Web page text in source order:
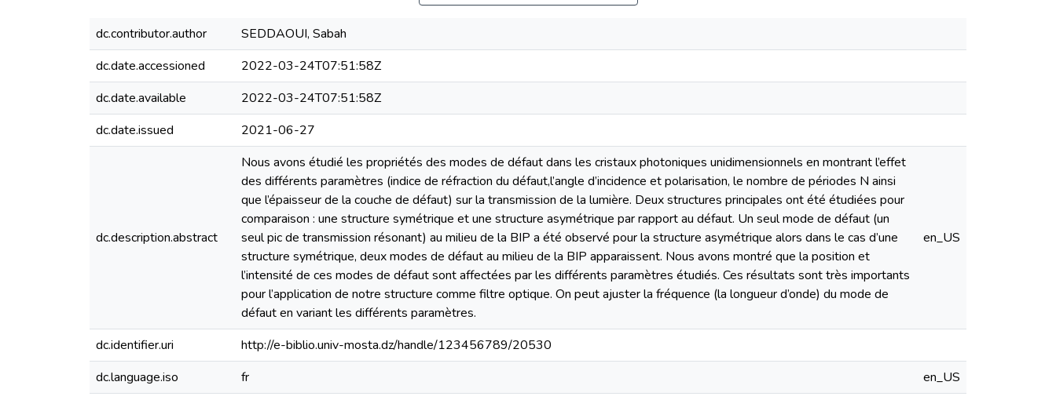
dc.contributor.author
SEDDAOUI, Sabah
dc.date.accessioned
2022-03-24T07:51:58Z
dc.date.available
2022-03-24T07:51:58Z
dc.date.issued
2021-06-27
dc.description.abstract
Nous avons étudié les propriétés des modes de défaut dans les cristaux photoniques unidimensionnels en montrant l’effet
des différents paramètres (indice de réfraction du défaut,l’angle d’incidence et polarisation, le nombre de périodes N ainsi
que l’épaisseur de la couche de défaut) sur la transmission de la lumière. Deux structures principales ont été étudiées pour
comparaison : une structure symétrique et une structure asymétrique par rapport au défaut. Un seul mode de défaut (un
seul pic de transmission résonant) au milieu de la BIP a été observé pour la structure asymétrique alors dans le cas d’une
structure symétrique, deux modes de défaut au milieu de la BIP apparaissent. Nous avons montré que la position et
l’intensité de ces modes de défaut sont affectées par les différents paramètres étudiés. Ces résultats sont très importants
pour l’application de notre structure comme filtre optique. On peut ajuster la fréquence (la longueur d’onde) du mode de
défaut en variant les différents paramètres.
en_US
dc.identifier.uri
http://e-biblio.univ-mosta.dz/handle/123456789/20530
dc.language.iso
fr
en_US